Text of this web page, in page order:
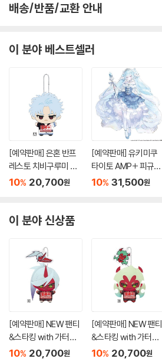
배송/반품/교환 안내
이 분야 베스트셀러
[예약판매] 은혼 반프
레스토 치비구루미 봉
제인형 영혼 체인지 편
10% 20,700원
[예약판매] 유키미쿠
타이토 AMP+ 피규어
하츠네 미쿠 스노우 미
10% 31,500원
이 분야 신상품
[예약판매] NEW 팬티
&스타킹 with 가터벨
트 반프레스토 치비구
10% 20,700원
[예약판매] NEW 팬티
&스타킹 with 가터벨
트 반프레스토 치비구
10% 20,700원